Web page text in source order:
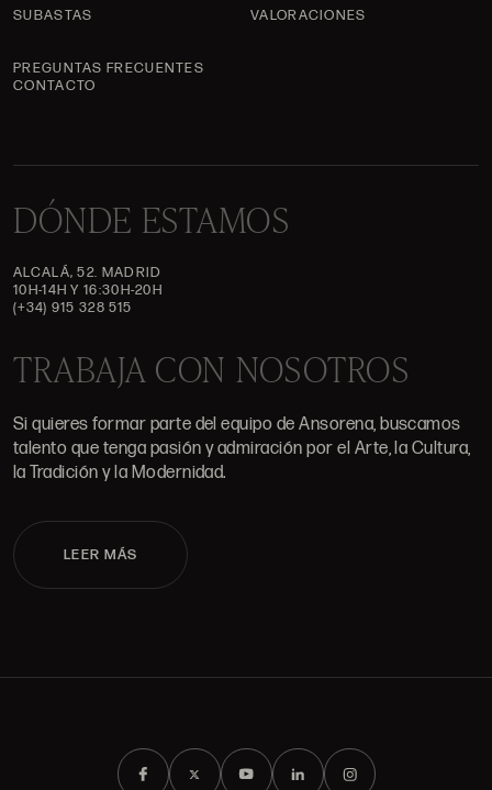
SUBASTAS
VALORACIONES
PREGUNTAS FRECUENTES
CONTACTO
DÓNDE ESTAMOS
ALCALÁ, 52. MADRID
10H-14H Y 16:30H-20H
(+34) 915 328 515
TRABAJA CON NOSOTROS
Si quieres formar parte del equipo de Ansorena, buscamos
talento que tenga pasión y admiración por el Arte, la Cultura,
la Tradición y la Modernidad.
LEER MÁS